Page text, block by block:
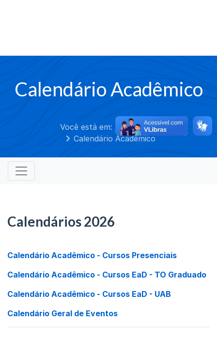
Calendário Acadêmico
Você está em:
Graduação
Calendário Acadêmico
Calendários 2026
Calendário Acadêmico - Cursos Presenciais
Calendário Acadêmico - Cursos EaD - TO Graduado
Calendário Acadêmico - Cursos EaD - UAB
Calendário Geral de Eventos